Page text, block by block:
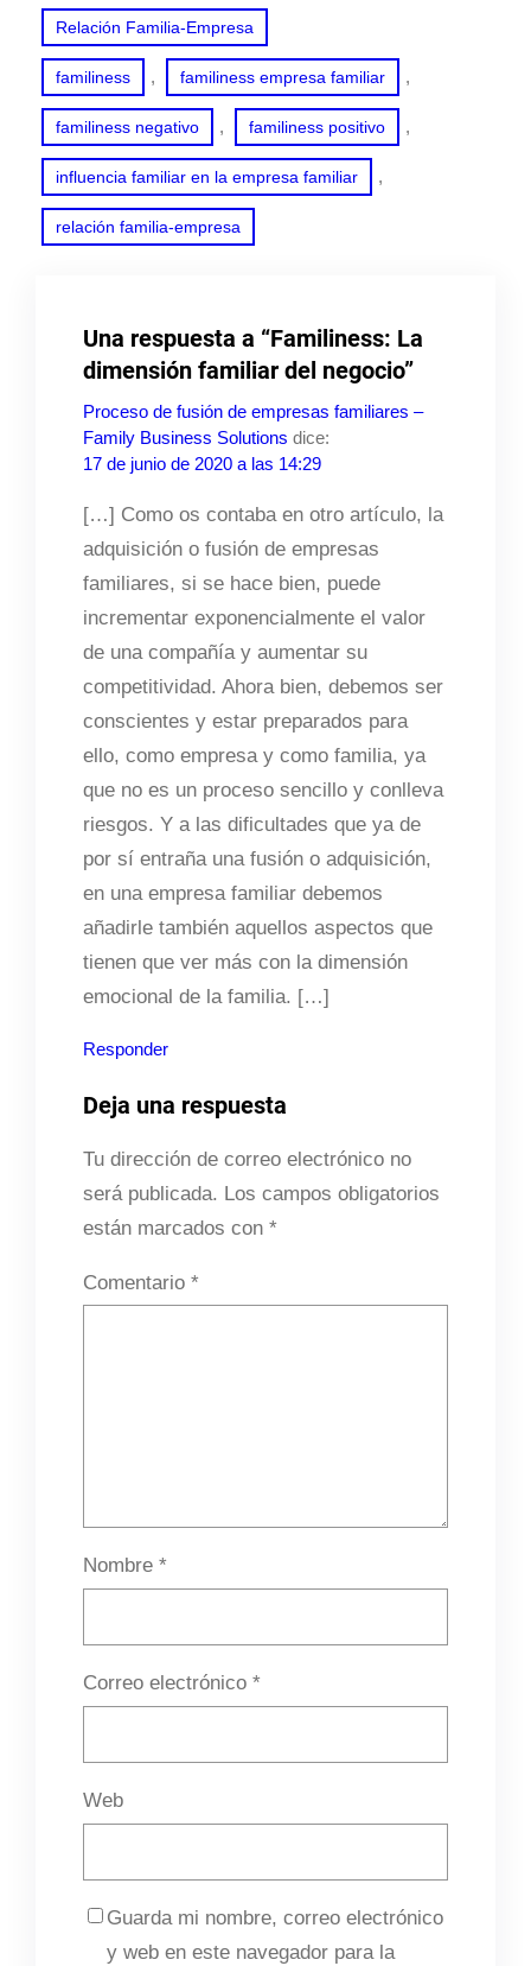
Relación Familia-Empresa
familiness , familiness empresa familiar ,
familiness negativo , familiness positivo ,
influencia familiar en la empresa familiar ,
relación familia-empresa
Una respuesta a “Familiness: La
dimensión familiar del negocio”
Proceso de fusión de empresas familiares –
Family Business Solutions dice:
17 de junio de 2020 a las 14:29
[…] Como os contaba en otro artículo, la
adquisición o fusión de empresas
familiares, si se hace bien, puede
incrementar exponencialmente el valor
de una compañía y aumentar su
competitividad. Ahora bien, debemos ser
conscientes y estar preparados para
ello, como empresa y como familia, ya
que no es un proceso sencillo y conlleva
riesgos. Y a las dificultades que ya de
por sí entraña una fusión o adquisición,
en una empresa familiar debemos
añadirle también aquellos aspectos que
tienen que ver más con la dimensión
emocional de la familia. […]
Responder
Deja una respuesta
Tu dirección de correo electrónico no
será publicada. Los campos obligatorios
están marcados con *
Comentario *
Nombre *
Correo electrónico *
Web
Guarda mi nombre, correo electrónico
y web en este navegador para la